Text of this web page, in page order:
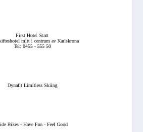
First Hotel Statt
mitt i centrum av Karlskrona
Tel: 0455 - 555 50
Dynafit Limitless Skiing
Bikes - Have Fun - Feel Good